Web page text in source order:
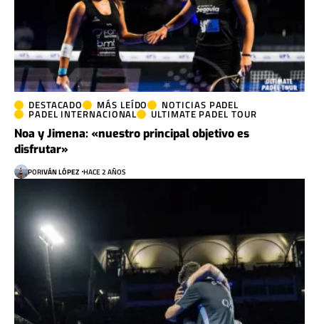
DESTACADO MÁS LEÍDO NOTICIAS PADEL
PADEL INTERNACIONAL ULTIMATE PADEL TOUR
Noa y Jimena: «nuestro principal objetivo es
disfrutar»
PORIVÁN LÓPEZ HACE 2 AÑOS